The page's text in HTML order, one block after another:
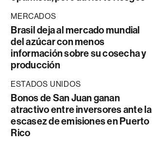
MERCADOS
Brasil deja al mercado mundial
del azúcar con menos
información sobre su cosecha y
producción
ESTADOS UNIDOS
Bonos de San Juan ganan
atractivo entre inversores ante la
escasez de emisiones en Puerto
Rico